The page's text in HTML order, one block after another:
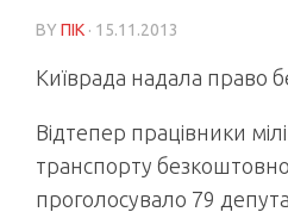
BY ПІК · 15.11.2013
Київрада надала право
Відтепер працівники
транспорту
проголосувало 79